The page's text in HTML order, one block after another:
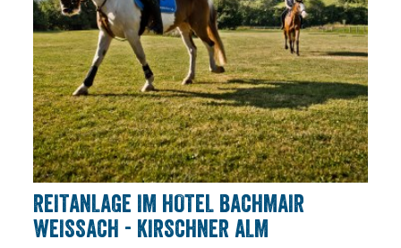
REITANLAGE IM HOTEL BACHMAIR
WEISSACH - KIRSCHNER ALM